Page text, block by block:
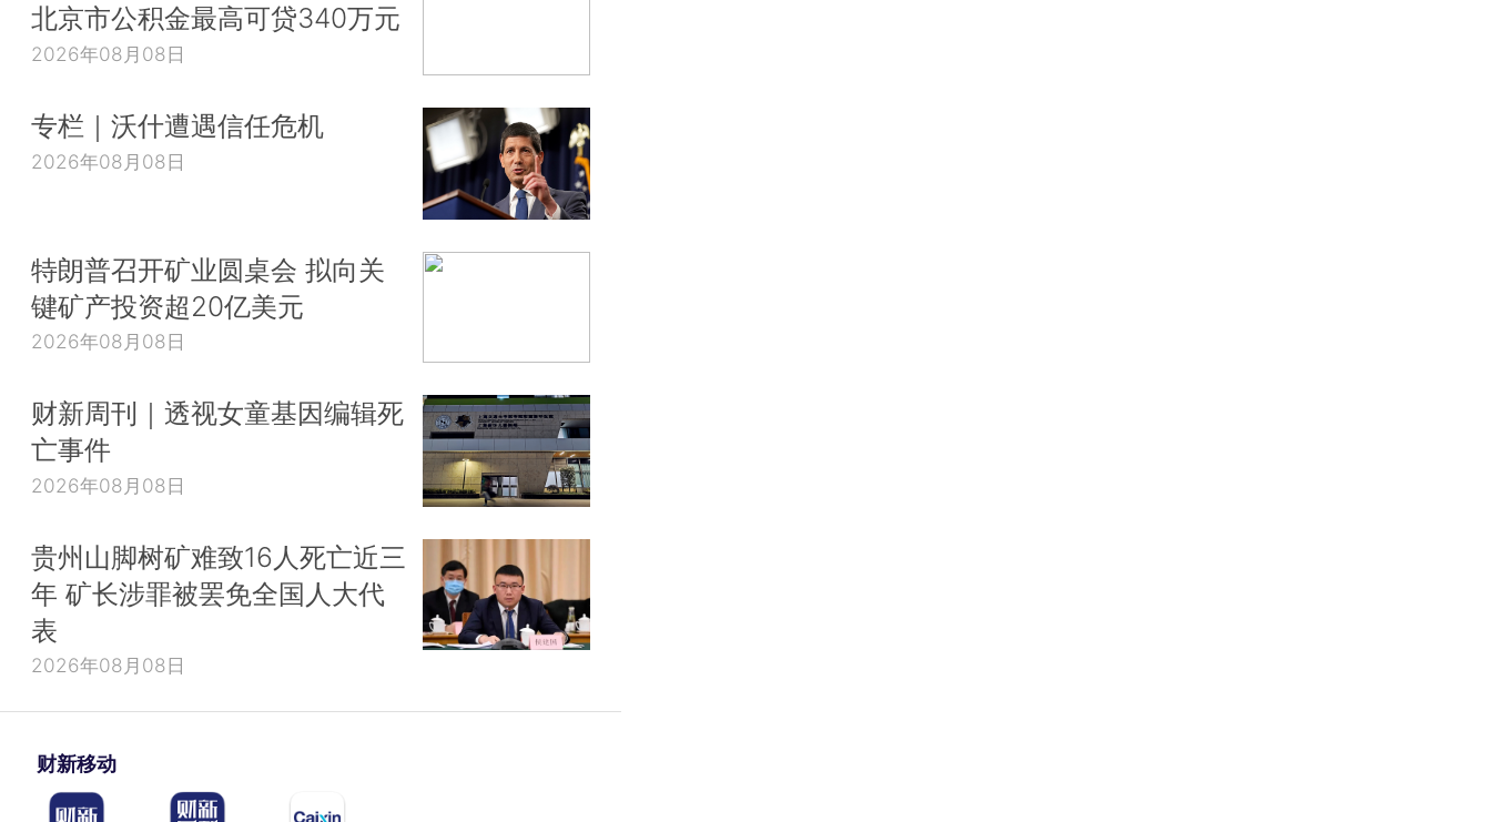
北京市公积金最高可贷340万元
2026年08月08日
专栏｜沃什遭遇信任危机
2026年08月08日
特朗普召开矿业圆桌会 拟向关
键矿产投资超20亿美元
2026年08月08日
财新周刊｜透视女童基因编辑死
亡事件
2026年08月08日
贵州山脚树矿难致16人死亡近三
年 矿长涉罪被罢免全国人大代
表
2026年08月08日
财新移动